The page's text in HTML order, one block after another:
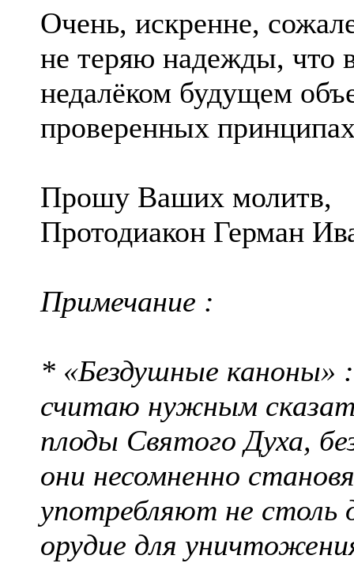
Очень, искренне,
не теряю надежды, что
недалёком будущем
проверенных
Прошу Ваших молитв,
Протодиакон Герман
Примечание :
* «Бездушные каноны»
считаю нужным
плоды Святого Духа,
они несомненно
употребляют не столь
орудие для